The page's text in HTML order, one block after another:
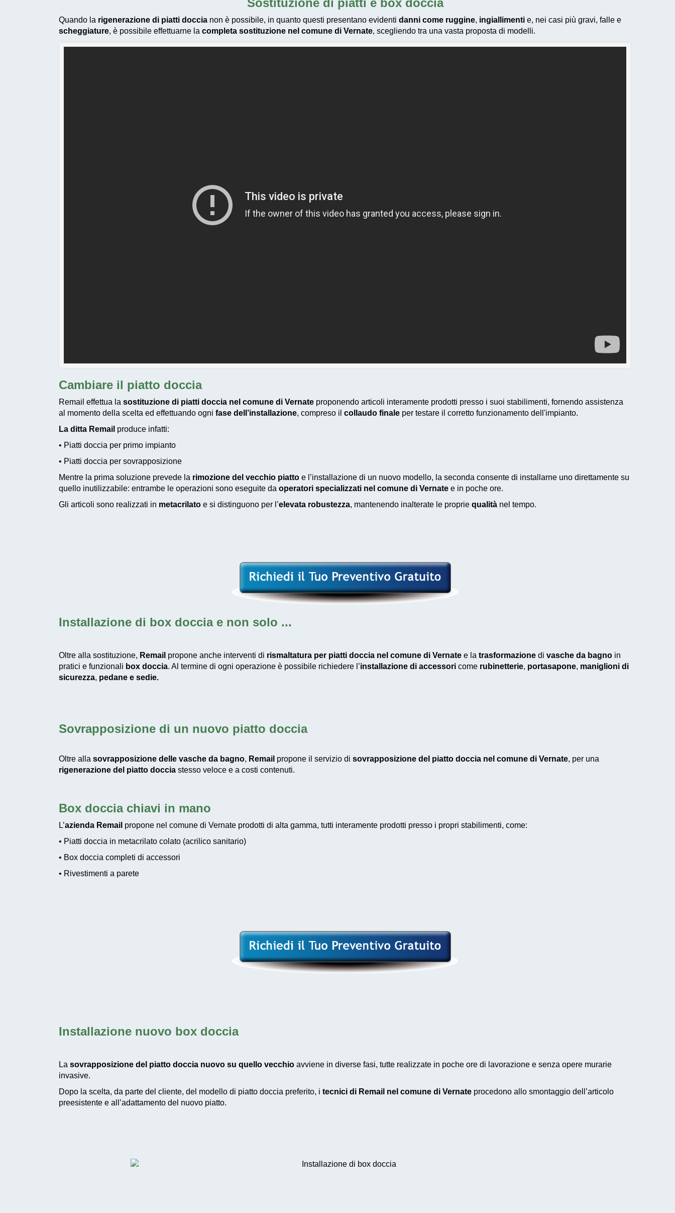
Sostituzione di piatti e box doccia
Quando la rigenerazione di piatti doccia non è possibile, in quanto questi presentano evidenti danni come ruggine, ingiallimenti e, nei casi più gravi, falle e
scheggiature, è possibile effettuarne la completa sostituzione nel comune di Vernate, scegliendo tra una vasta proposta di modelli.
Cambiare il piatto doccia
Remail effettua la sostituzione di piatti doccia nel comune di Vernate proponendo articoli interamente prodotti presso i suoi stabilimenti, fornendo assistenza
al momento della scelta ed effettuando ogni fase dell’installazione, compreso il collaudo finale per testare il corretto funzionamento dell'impianto.
La ditta Remail produce infatti:
• Piatti doccia per primo impianto
• Piatti doccia per sovrapposizione
Mentre la prima soluzione prevede la rimozione del vecchio piatto e l’installazione di un nuovo modello, la seconda consente di installarne uno direttamente su
quello inutilizzabile: entrambe le operazioni sono eseguite da operatori specializzati nel comune di Vernate e in poche ore.
Gli articoli sono realizzati in metacrilato e si distinguono per l’elevata robustezza, mantenendo inalterate le proprie qualità nel tempo.
Installazione di box docciae non solo ...
Oltre alla sostituzione, Remail propone anche interventi di rismaltatura per piatti doccia nel comune di Vernate e la trasformazione di vasche da bagno in
pratici e funzionali box doccia. Al termine di ogni operazione è possibile richiedere l’installazione di accessori come rubinetterie, portasapone, maniglioni di
sicurezza, pedane e sedie.
Sovrapposizione di un nuovo piatto doccia
Oltre alla sovrapposizione delle vasche da bagno, Remail propone il servizio di sovrapposizione del piatto doccia nel comune di Vernate, per una
rigenerazione del piatto doccia stesso veloce e a costi contenuti.
Box doccia chiavi in mano
L’azienda Remail propone nel comune di Vernate prodotti di alta gamma, tutti interamente prodotti presso i propri stabilimenti, come:
• Piatti doccia in metacrilato colato (acrilico sanitario)
• Box doccia completi di accessori
• Rivestimenti a parete
Installazione nuovo box doccia
La sovrapposizione del piatto doccia nuovo su quello vecchio avviene in diverse fasi, tutte realizzate in poche ore di lavorazione e senza opere murarie
invasive.
Dopo la scelta, da parte del cliente, del modello di piatto doccia preferito, i tecnici di Remail nel comune di Vernate procedono allo smontaggio dell’articolo
preesistente e all’adattamento del nuovo piatto.